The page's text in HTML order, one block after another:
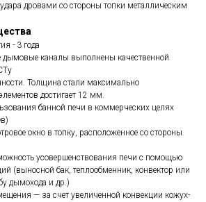
дровами со стороны топки металлическим
- 3 года
дымовые каналы выполнены качественной
Толщина стали максимально
достигает 12 мм.
банной печи в коммерческих целях
окно в топку, расположенное со стороны
усовершенствования печи с помощью
(выносной бак, теплообменник, конвектор или
дымохода и др.)
— за счет увеличенной конвекции кожух-